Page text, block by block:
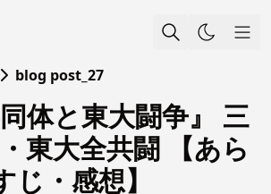
blog post_27
同体と東大闘争』 三
東大全共闘 【あら
じ・感想】